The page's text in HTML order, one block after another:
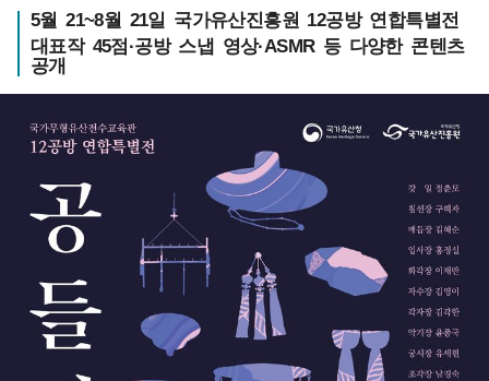
5월 21~8월 21일 국가유산진흥원 12공방 연합특별전
대표작 45점·공방 스냅 영상·ASMR 등 다양한 콘텐츠
공개